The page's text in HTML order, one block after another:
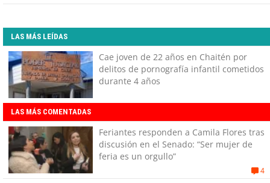
LAS MÁS LEÍDAS
Cae joven de 22 años en Chaitén por
delitos de pornografía infantil cometidos
durante 4 años
LAS MÁS COMENTADAS
Feriantes responden a Camila Flores tras
discusión en el Senado: “Ser mujer de
feria es un orgullo”
4